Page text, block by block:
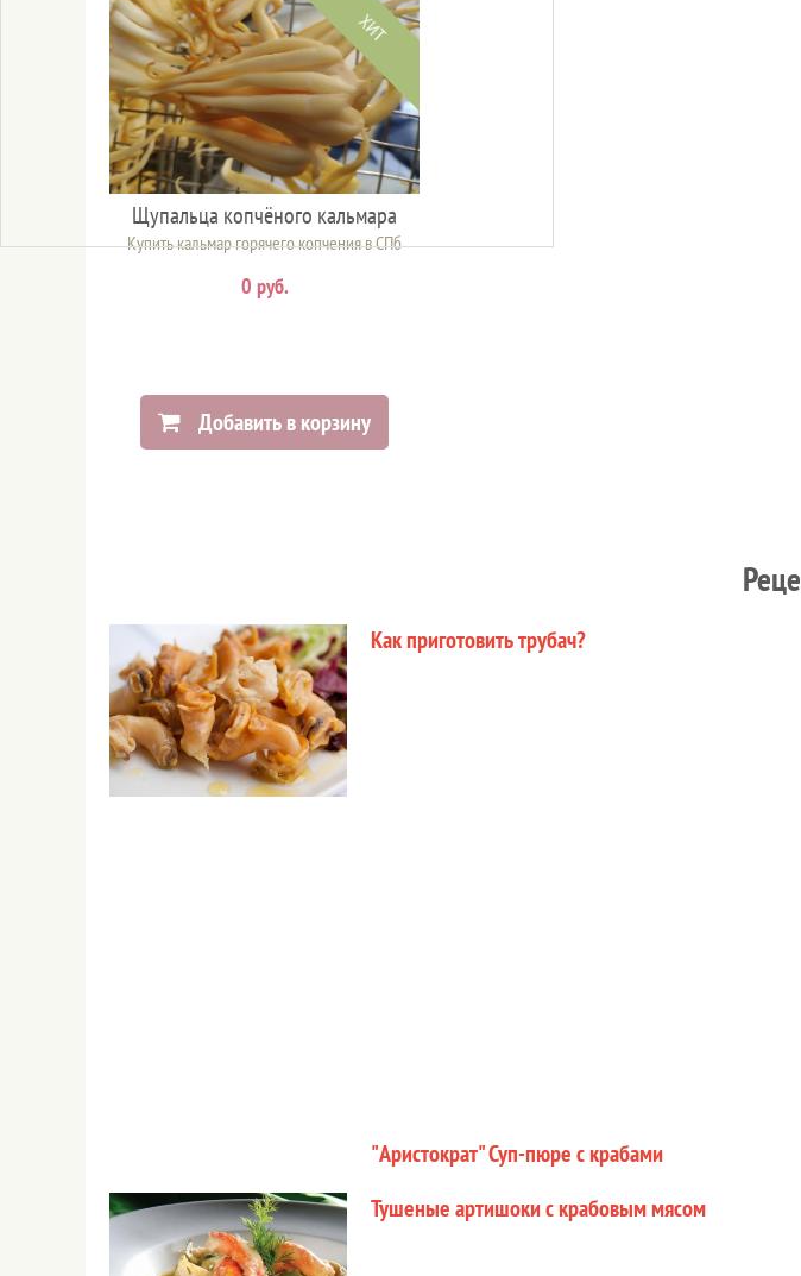
ХИТ
Щупальца копчёного кальмара
Купить кальмар горячего копчения в СПб
0 руб.
Добавить в корзину
Как приготовить трубач?
"Аристократ" Суп-пюре с крабами
Тушеные артишоки с крабовым мясом